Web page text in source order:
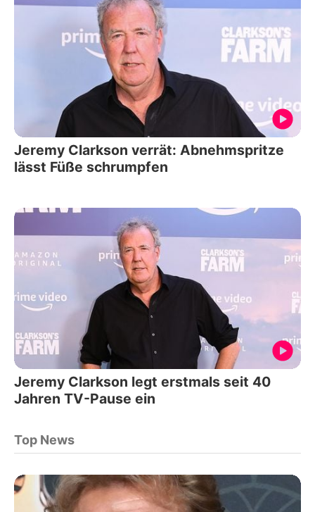
Jeremy Clarkson verrät: Abnehmspritze
lässt Füße schrumpfen
Jeremy Clarkson legt erstmals seit 40
Jahren TV-Pause ein
Top News